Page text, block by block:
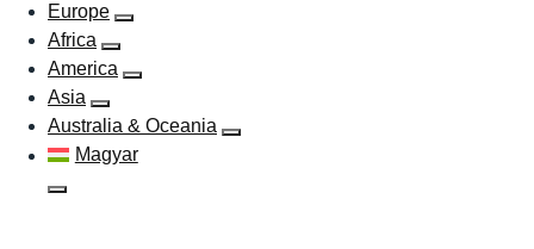
Europe
Africa
America
Asia
Australia & Oceania
Magyar